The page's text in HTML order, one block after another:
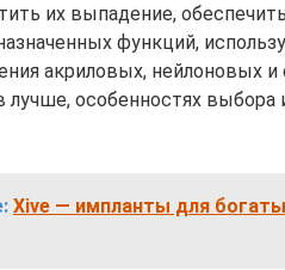
их выпадение,
функций,
акриловых, нейлоновых
лучше, особенностях выбора
Xive — импланты для